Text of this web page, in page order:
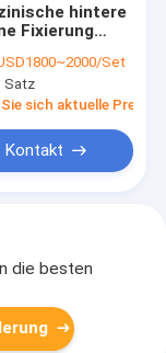
hintere
Fixierung
Wirbelsäule
Set
Satz
sich aktuelle Preis
Kontakt
die besten